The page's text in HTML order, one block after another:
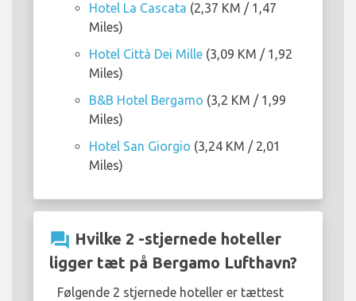
Hotel La Cascata (2,37 KM / 1,47
Miles)
Hotel Città Dei Mille (3,09 KM / 1,92
Miles)
B&B Hotel Bergamo (3,2 KM / 1,99
Miles)
Hotel San Giorgio (3,24 KM / 2,01
Miles)
question_answer Hvilke 2 -stjernede hoteller
ligger tæt på Bergamo Lufthavn?
Følgende 2 stjernede hoteller er tættest